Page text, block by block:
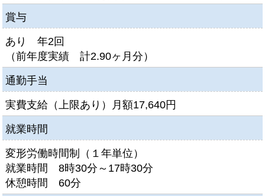
賞与
あり 年2回
（前年度実績 計2.90ヶ月分）
通勤手当
実費支給（上限あり）月額17,640円
就業時間
変形労働時間制（１年単位）
就業時間 8時30分～17時30分
休憩時間 60分